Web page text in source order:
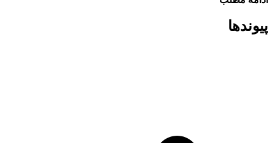
پیوند‌ها